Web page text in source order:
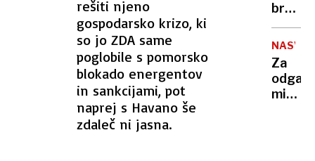
rešiti njeno
gospodarsko krizo, ki
so jo ZDA same
poglobile s pomorsko
blokado energentov
in sankcijami, pot
naprej s Havano še
zdaleč ni jasna.
v
šest
huje
brez
besed,
nad
je
videl
152-
NASVET
Za
miši